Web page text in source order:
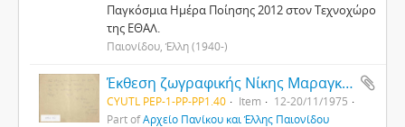
Παγκόσμια Ημέρα Ποίησης 2012 στον Τεχνοχώρο
της ΕΘΑΛ.
Παιονίδου, Έλλη (1940-)
Έκθεση ζωγραφικής Νίκης Μαραγκού
CYUTL PEP-1-PP-PP1.40 Item
12-20/11/1975
Part ofΑρχείο Πανίκου και Έλλης Παιονίδου